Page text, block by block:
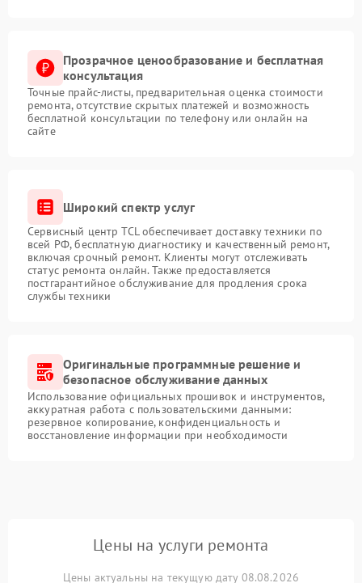
Прозрачное ценообразование и бесплатная
консультация
Точные прайс-листы, предварительная оценка стоимости
ремонта, отсутствие скрытых платежей и возможность
бесплатной консультации по телефону или онлайн на
сайте
Широкий спектр услуг
Сервисный центр TCL обеспечивает доставку техники по
всей РФ, бесплатную диагностику и качественный ремонт,
включая срочный ремонт. Клиенты могут отслеживать
статус ремонта онлайн. Также предоставляется
постгарантийное обслуживание для продления срока
службы техники
Оригинальные программные решение и
безопасное обслуживание данных
Использование официальных прошивок и инструментов,
аккуратная работа с пользовательскими данными:
резервное копирование, конфиденциальность и
восстановление информации при необходимости
Цены на услуги ремонта
Цены актуальны на текущую дату 08.08.2026